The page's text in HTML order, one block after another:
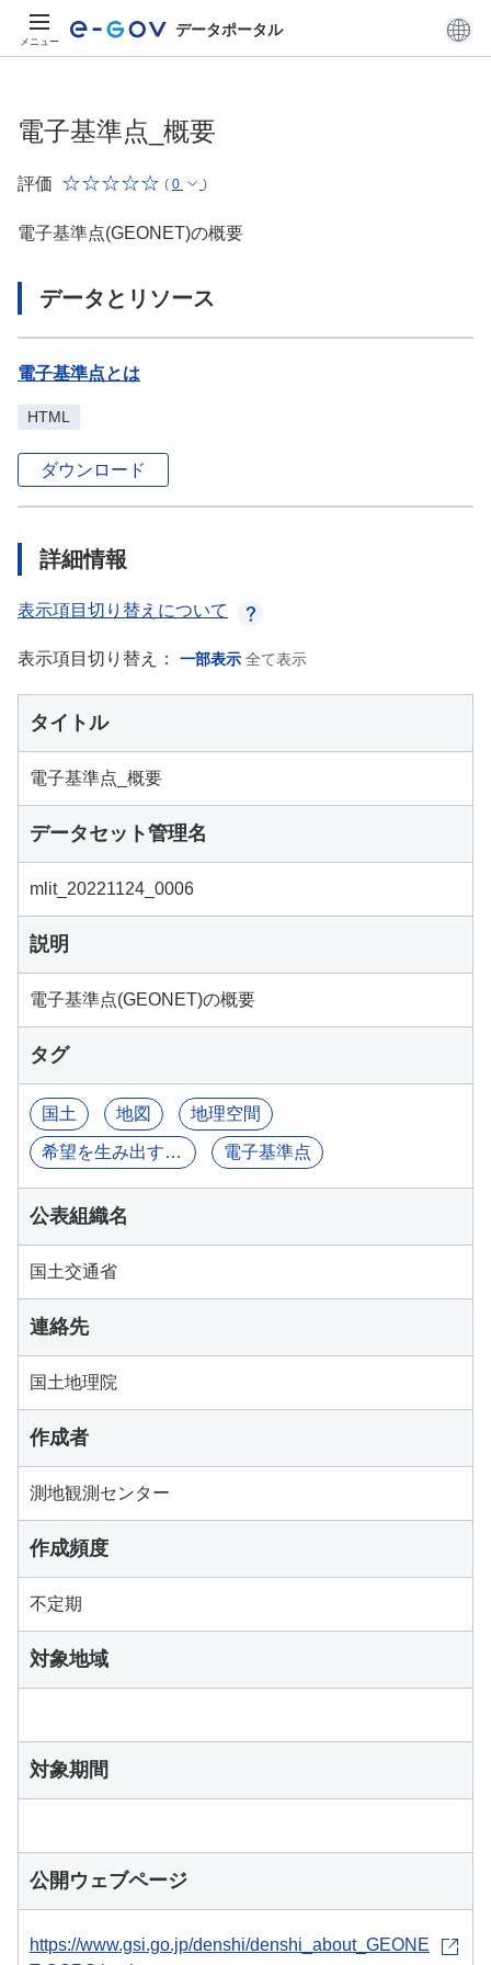
メニュー
データポータル
電子基準点_概要
評価 ( 0 )
電子基準点(GEONET)の概要
データとリソース
電子基準点とは
HTML
ダウンロード
詳細情報
表示項目切り替えについて
表示項目切り替え： 一部表示 全て表示
タイトル
電子基準点_概要
データセット管理名
mlit_20221124_0006
説明
電子基準点(GEONET)の概要
タグ
国土 地図 地理空間
希望を生み出す強い経済 電子基準点
公表組織名
国土交通省
連絡先
国土地理院
作成者
測地観測センター
作成頻度
不定期
対象地域
対象期間
公開ウェブページ
https://www.gsi.go.jp/denshi/denshi_about_GEONE